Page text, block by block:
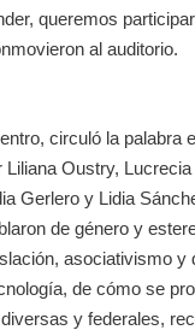
queremos
al auditorio.
circuló la palabra
Liliana Oustry,
Gerlero y Lidia
de género y
asociativismo y
de cómo se
y federales,